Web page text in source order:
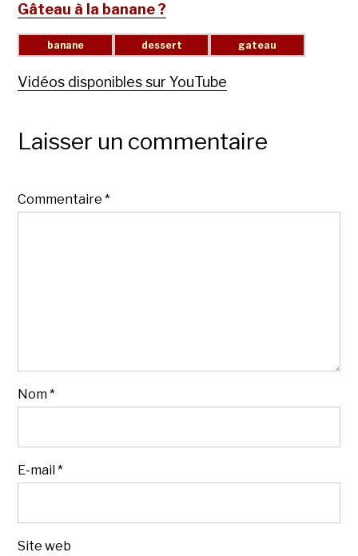
Gâteau à la banane ?
Vidéos disponibles sur YouTube
Laisser un commentaire
Commentaire*
Nom*
E-mail*
Site web